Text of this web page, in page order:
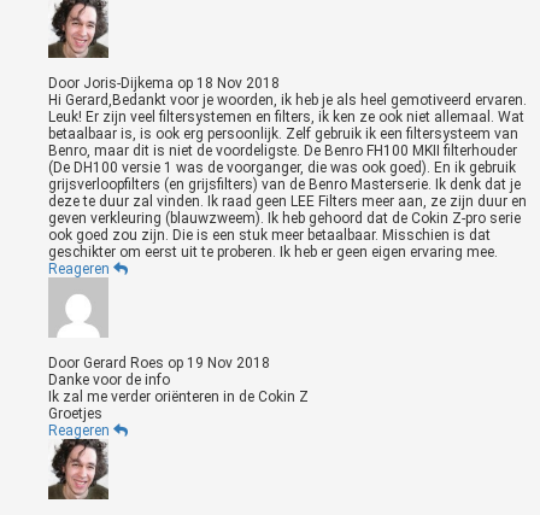
Door Joris-Dijkema op 18 Nov 2018
Hi Gerard,Bedankt voor je woorden, ik heb je als heel gemotiveerd ervaren.
Leuk! Er zijn veel filtersystemen en filters, ik ken ze ook niet allemaal. Wat
betaalbaar is, is ook erg persoonlijk. Zelf gebruik ik een filtersysteem van
Benro, maar dit is niet de voordeligste. De Benro FH100 MKII filterhouder
(De DH100 versie 1 was de voorganger, die was ook goed). En ik gebruik
grijsverloopfilters (en grijsfilters) van de Benro Masterserie. Ik denk dat je
deze te duur zal vinden. Ik raad geen LEE Filters meer aan, ze zijn duur en
geven verkleuring (blauwzweem). Ik heb gehoord dat de Cokin Z-pro serie
ook goed zou zijn. Die is een stuk meer betaalbaar. Misschien is dat
geschikter om eerst uit te proberen. Ik heb er geen eigen ervaring mee.
Reageren
Door Gerard Roes op 19 Nov 2018
Danke voor de info
Ik zal me verder oriënteren in de Cokin Z
Groetjes
Reageren